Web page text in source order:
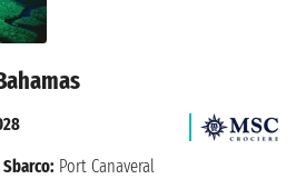
Sbarco: Port Canaveral